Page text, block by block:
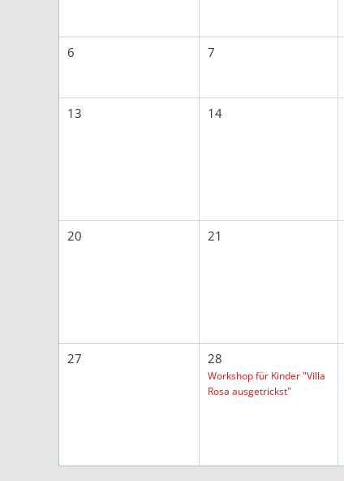
6 7
13 14
20 21
27 28
Workshop für Kinder "Villa
Rosa ausgetrickst"